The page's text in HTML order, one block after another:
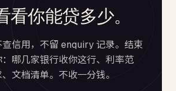
看你能贷多少。
信用，不留 enquiry 记录。结束
哪几家银行收你这行、利率范
文档清单。不收一分钱。